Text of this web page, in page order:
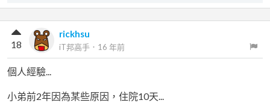
rickhsu
iT邦高手 ． 16 年前
18
個人經驗...
小弟前2年因為某些原因，住院10天...